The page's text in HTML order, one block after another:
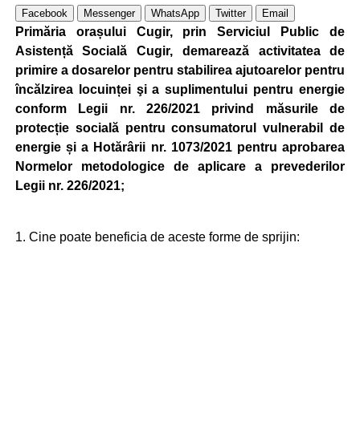
Facebook Messenger WhatsApp Twitter Email
Primăria orașului Cugir, prin Serviciul Public de
Asistență Socială Cugir, demarează activitatea de
primire a dosarelor pentru stabilirea ajutoarelor pentru
încălzirea locuinței şi a suplimentului pentru energie
conform Legii nr. 226/2021 privind măsurile de
protecție socială pentru consumatorul vulnerabil de
energie și a Hotărârii nr. 1073/2021 pentru aprobarea
Normelor metodologice de aplicare a prevederilor
Legii nr. 226/2021;
1. Cine poate beneficia de aceste forme de sprijin: